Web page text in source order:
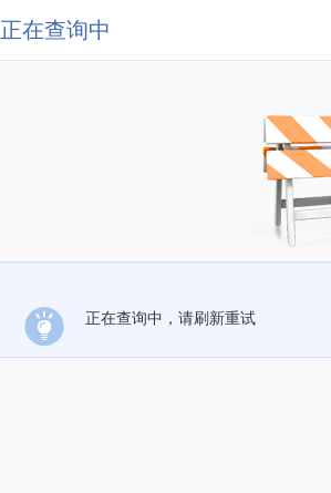
正在查询中
正在查询中，请刷新重试